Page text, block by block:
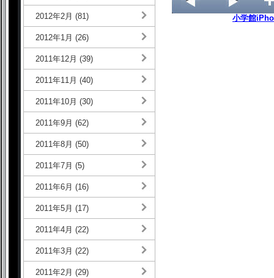
小学館
2012年2月 (81)
2012年1月 (26)
2011年12月 (39)
2011年11月 (40)
2011年10月 (30)
2011年9月 (62)
2011年8月 (50)
2011年7月 (5)
2011年6月 (16)
2011年5月 (17)
2011年4月 (22)
2011年3月 (22)
2011年2月 (29)